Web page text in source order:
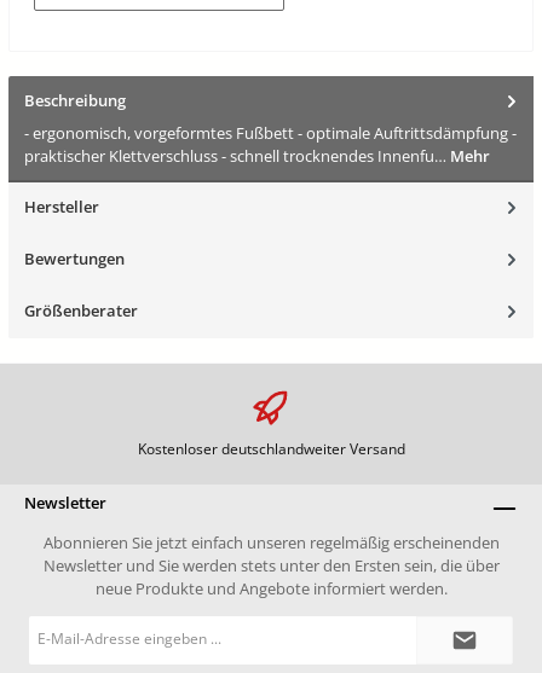
Beschreibung
- ergonomisch, vorgeformtes Fußbett - optimale Auftrittsdämpfung -
praktischer Klettverschluss - schnell trocknendes Innenfu… Mehr
Hersteller
Bewertungen
Größenberater
Kostenloser deutschlandweiter Versand
Newsletter
Abonnieren Sie jetzt einfach unseren regelmäßig erscheinenden
Newsletter und Sie werden stets unter den Ersten sein, die über
neue Produkte und Angebote informiert werden.